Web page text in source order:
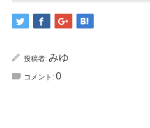
投稿者: みゆ
コメント: 0